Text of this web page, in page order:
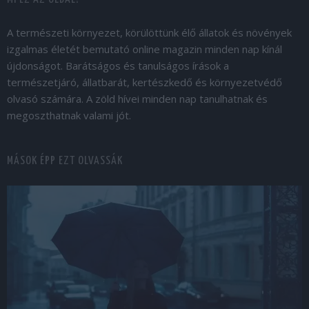
A természeti környezet, körülöttünk élő állatok és növények
izgalmas életét bemutató online magazin minden nap kínál
újdonságot. Barátságos és tanulságos írások a
természetjáró, állatbarát, kertészkedő és környezetvédő
olvasó számára. A zöld hívei minden nap tanulhatnak és
megoszthatnak valami jót.
MÁSOK ÉPP EZT OLVASSÁK